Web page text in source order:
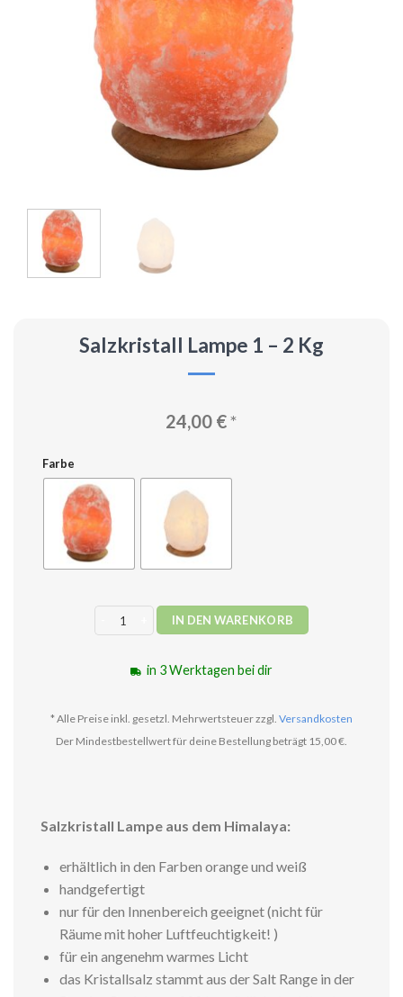
Salzkristall Lampe 1 – 2 Kg
24,00 €*
Farbe
Salzkristall Lampe 1 - 2 Kg Menge
IN DEN WARENKORB
in 3 Werktagen bei dir
* Alle Preise inkl. gesetzl. Mehrwertsteuer zzgl. Versandkosten
Der Mindestbestellwert für deine Bestellung beträgt 15,00 €.
Salzkristall Lampe aus dem Himalaya:
erhältlich in den Farben orange und weiß
handgefertigt
nur für den Innenbereich geeignet (nicht für
Räume mit hoher Luftfeuchtigkeit! )
für ein angenehm warmes Licht
das Kristallsalz stammt aus der Salt Range in der